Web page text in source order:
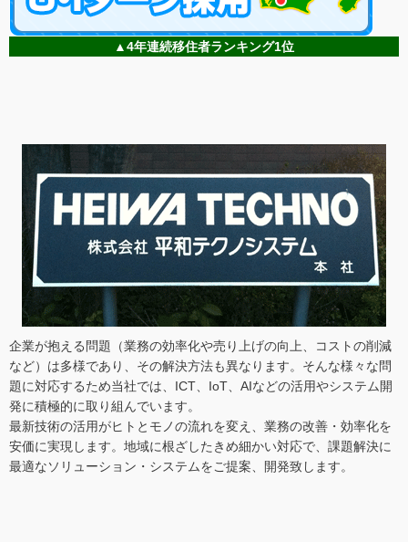
▲4年連続移住者ランキング1位
企業が抱える問題（業務の効率化や売り上げの向上、コストの削減
など）は多様であり、その解決方法も異なります。そんな様々な問
題に対応するため当社では、ICT、IoT、AIなどの活用やシステム開
発に積極的に取り組んでいます。
最新技術の活用がヒトとモノの流れを変え、業務の改善・効率化を
安価に実現します。地域に根ざしたきめ細かい対応で、課題解決に
最適なソリューション・システムをご提案、開発致します。